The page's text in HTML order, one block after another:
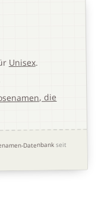
Unisex.
die
Datenbank seit